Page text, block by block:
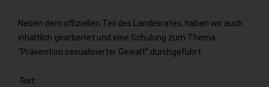
Neben dem offiziellen Teil des Landesrates, haben wir auch
inhaltlich gearbeitet und eine Schulung zum Thema
“Prävention sexualisierter Gewalt” durchgeführt.
Text: